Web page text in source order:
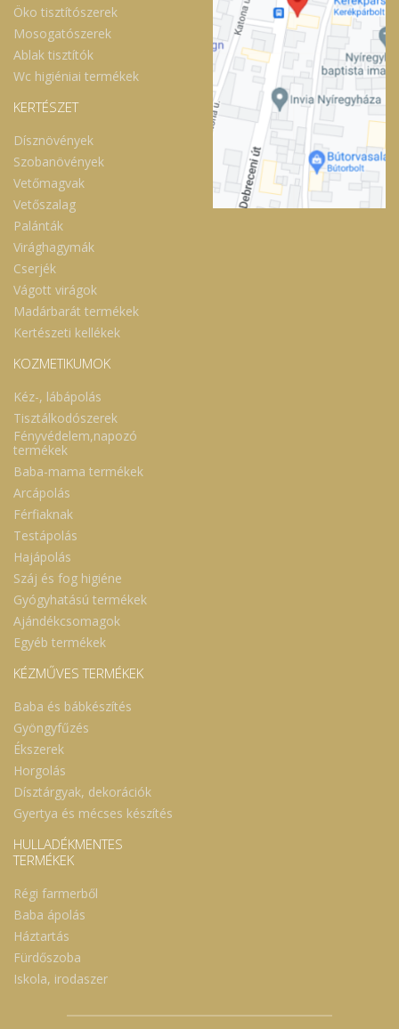
Öko tisztítószerek
Mosogatószerek
Ablak tisztítók
Wc higiéniai termékek
KERTÉSZET
Dísznövények
Szobanövények
Vetőmagvak
Vetőszalag
Palánták
Virághagymák
Cserjék
Vágott virágok
Madárbarát termékek
Kertészeti kellékek
KOZMETIKUMOK
Kéz-, lábápolás
Tisztálkodószerek
Fényvédelem,napozó
termékek
Baba-mama termékek
Arcápolás
Férfiaknak
Testápolás
Hajápolás
Száj és fog higiéne
Gyógyhatású termékek
Ajándékcsomagok
Egyéb termékek
KÉZMŰVES TERMÉKEK
Baba és bábkészítés
Gyöngyfűzés
Ékszerek
Horgolás
Dísztárgyak, dekorációk
Gyertya és mécses készítés
HULLADÉKMENTES
TERMÉKEK
Régi farmerből
Baba ápolás
Háztartás
Fürdőszoba
Iskola, irodaszer